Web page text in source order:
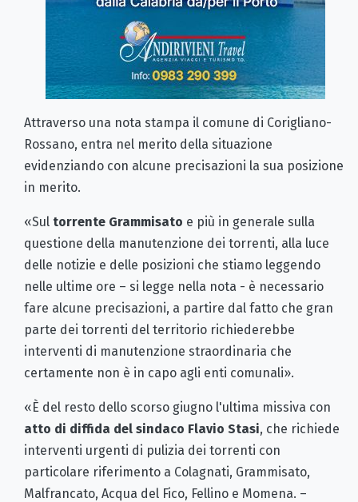
Attraverso una nota stampa il comune di Corigliano-
Rossano, entra nel merito della situazione
evidenziando con alcune precisazioni la sua posizione
in merito.
«Sul torrente Grammisato e più in generale sulla
questione della manutenzione dei torrenti, alla luce
delle notizie e delle posizioni che stiamo leggendo
nelle ultime ore – si legge nella nota - è necessario
fare alcune precisazioni, a partire dal fatto che gran
parte dei torrenti del territorio richiederebbe
interventi di manutenzione straordinaria che
certamente non è in capo agli enti comunali».
«È del resto dello scorso giugno l'ultima missiva con
atto di diffida del sindaco Flavio Stasi, che richiede
interventi urgenti di pulizia dei torrenti con
particolare riferimento a Colagnati, Grammisato,
Malfrancato, Acqua del Fico, Fellino e Momena. –